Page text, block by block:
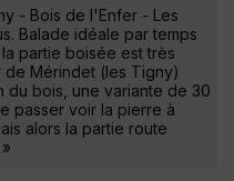
- Bois de l'Enfer - Les
Balade idéale par temps
partie boisée est très
de Mérindet (les Tigny)
du bois, une variante de 30
passer voir la pierre à
alors la partie route